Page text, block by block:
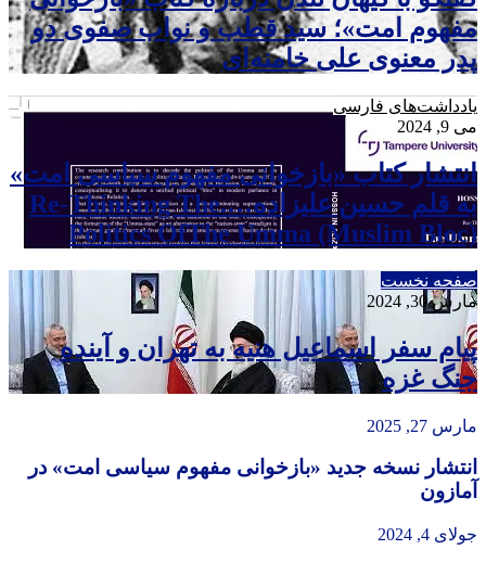
مفهوم امت»؛ سید قطب و نواب صفوی دو
پدر معنوی علی خامنه‌ای
یادداشت‌های فارسی
می 9, 2024
انتشار کتاب «بازخوانی مفهوم سیاسی امت»
به قلم حسین علیزاده….Re-Thinking The
Politics OfThe Umma (Muslim Bloc)
صفحه نخست
مارس 30, 2024
پیام سفر اسماعیل هنیه به تهران و آینده
جنگ غزه
مارس 27, 2025
انتشار نسخه جدید «بازخوانی مفهوم سیاسی امت» در
آمازون
جولای 4, 2024